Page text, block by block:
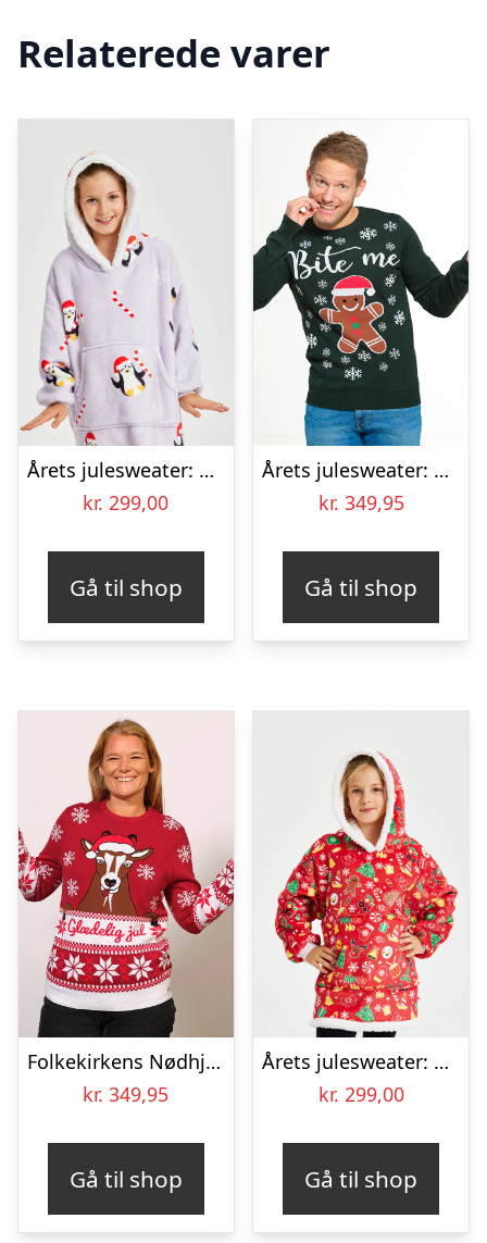
Relaterede varer
Årets julesweater: Penguin Dreamhoodie – Børn. Ugly Christmas Sweater lavet i Danmark
kr. 299,00
Gå til shop
Årets julesweater: Bite Me – herre / mænd. Ugly Christmas Sweater lavet i Danmark
kr. 349,95
Gå til shop
Folkekirkens Nødhjælp Julesweater – dame / kvinder.
kr. 349,95
Gå til shop
Årets julesweater: Crazy Dreamhoodie Rød – Børn. Ugly Christmas Sweater lavet i Danmark
kr. 299,00
Gå til shop